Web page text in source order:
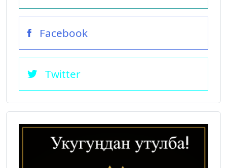
Facebook
Twitter